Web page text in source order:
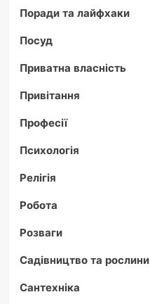
Поради та лайфхаки
Посуд
Приватна власність
Привітання
Професії
Психологія
Релігія
Робота
Розваги
Садівництво та рослини
Сантехніка